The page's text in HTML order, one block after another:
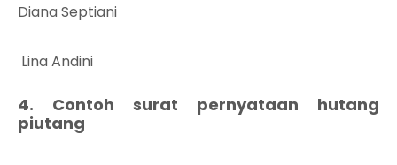
Diana Septiani
Lina Andini
4. Contoh surat pernyataan hutang
piutang